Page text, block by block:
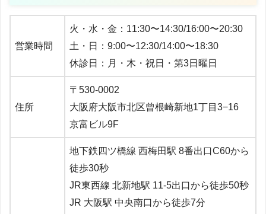
営業時間
火・水・金：11:30〜14:30/16:00〜20:30
土・日：9:00〜12:30/14:00〜18:30
休診日：月・木・祝日・第3日曜日
住所
〒530-0002
大阪府大阪市北区曾根崎新地1丁目3−16
京富ビル9F
地下鉄四ツ橋線 西梅田駅 8番出口C60から
徒歩30秒
JR東西線 北新地駅 11-5出口から徒歩50秒
JR 大阪駅 中央南口から徒歩7分